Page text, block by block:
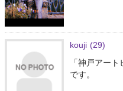
kouji (29)
「神戸アー
です。